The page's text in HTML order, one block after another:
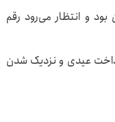
۳ میلیون تومان بود و انتظار می‌رود رقم
پرداخت عیدی و نزدیک شدن